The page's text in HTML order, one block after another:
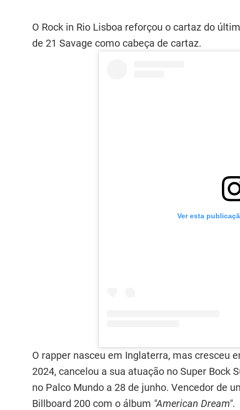
O Rock in Rio Lisboa reforçou o cartaz do
de 21 Savage como cabeça de cartaz.
Ver esta
O rapper nasceu em Inglaterra, mas cresceu
2024, cancelou a sua atuação no Super Bock
no Palco Mundo a 28 de junho. Vencedor de
Billboard 200 com o álbum "American Dream".